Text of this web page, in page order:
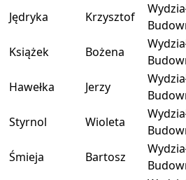
Jędryka Krzysztof
Książek
Bożena
Hawełka Jerzy
Styrnol
Wioleta
Śmieja
Bartosz